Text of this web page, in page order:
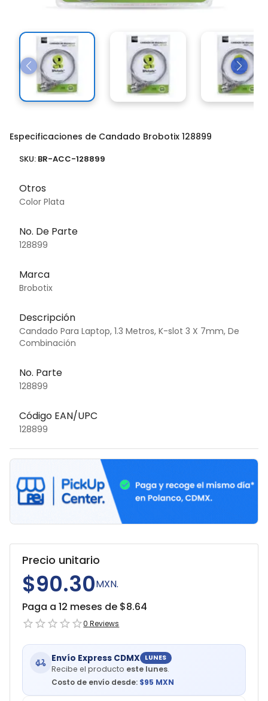
Especificaciones de Candado Brobotix 128899
SKU: BR-ACC-128899
Otros
Color Plata
No. De Parte
128899
Marca
Brobotix
Descripción
Candado Para Laptop, 1.3 Metros, K-slot 3 X 7mm, De
Combinación
No. Parte
128899
Código EAN/UPC
128899
Precio unitario
$90.30MXN.
Paga a 12 meses de $8.64
0 Reviews
Envío Express CDMX LUNES
Recibe el producto este lunes.
Costo de envío desde: $95 MXN